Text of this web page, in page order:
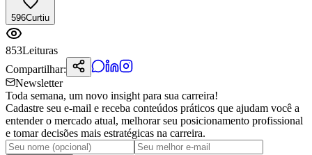
596Curtiu
853Leituras
Compartilhar:
Newsletter
Toda semana, um novo insight para sua carreira!
Cadastre seu e-mail e receba conteúdos práticos que ajudam você a
entender o mercado atual, melhorar seu posicionamento profissional
e tomar decisões mais estratégicas na carreira.